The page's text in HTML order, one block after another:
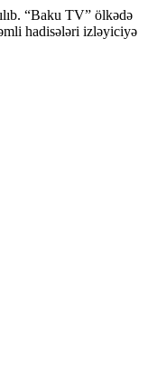
“Baku TV” ölkədə
hadisələri izləyiciyə